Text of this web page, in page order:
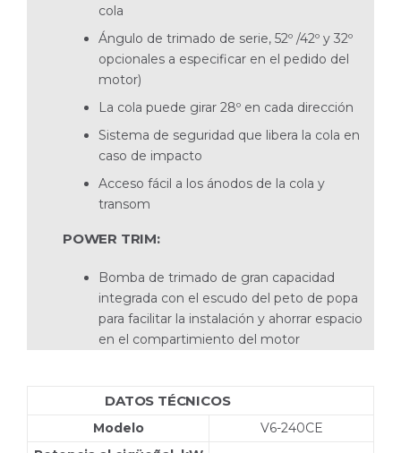
cola
Ángulo de trimado de serie, 52º /42º y 32º
opcionales a especificar en el pedido del
motor)
La cola puede girar 28º en cada dirección
Sistema de seguridad que libera la cola en
caso de impacto
Acceso fácil a los ánodos de la cola y
transom
POWER TRIM:
Bomba de trimado de gran capacidad
integrada con el escudo del peto de popa
para facilitar la instalación y ahorrar espacio
en el compartimiento del motor
DATOS TÉCNICOS
Modelo
V6-240CE